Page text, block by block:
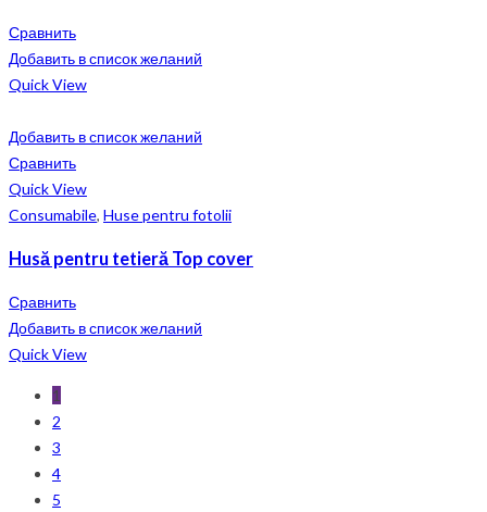
Сравнить
Добавить в список желаний
Quick View
Добавить в список желаний
Сравнить
Quick View
Consumabile, Huse pentru fotolii
Husă pentru tetieră Top cover
Сравнить
Добавить в список желаний
Quick View
1
2
3
4
5